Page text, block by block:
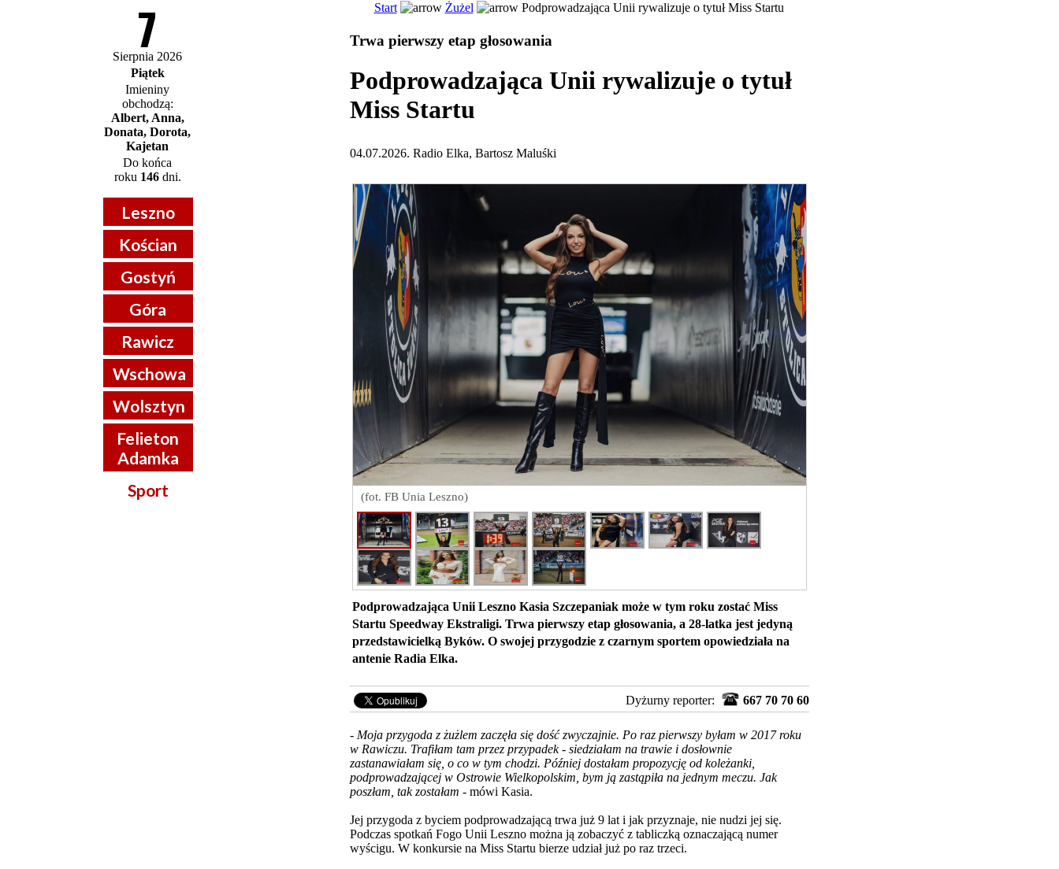
7
Sierpnia 2026
Piątek
Imieniny
obchodzą:
Albert, Anna,
Donata, Dorota,
Kajetan
Do końca
roku 146dni.
Leszno
Kościan
Gostyń
Góra
Rawicz
Wschowa
Wolsztyn
Felieton
Adamka
Sport
Start Żużel Podprowadzająca Unii rywalizuje o tytuł Miss Startu
Trwa pierwszy etap głosowania
Podprowadzająca Unii rywalizuje o tytuł
Miss Startu
04.07.2026. Radio Elka, Bartosz Maluśki
(fot. FB Unia Leszno)
Podprowadzająca Unii Leszno Kasia Szczepaniak może w tym roku zostać Miss
Startu Speedway Ekstraligi. Trwa pierwszy etap głosowania, a 28-latka jest jedyną
przedstawicielką Byków. O swojej przygodzie z czarnym sportem opowiedziała na
antenie Radia Elka.
Dyżurny reporter: 667 70 70 60
- Moja przygoda z żużlem zaczęła się dość zwyczajnie. Po raz pierwszy byłam w 2017 roku
w Rawiczu. Trafiłam tam przez przypadek - siedziałam na trawie i dosłownie
zastanawiałam się, o co w tym chodzi. Później dostałam propozycję od koleżanki,
podprowadzającej w Ostrowie Wielkopolskim, bym ją zastąpiła na jednym meczu. Jak
poszłam, tak zostałam - mówi Kasia.
Jej przygoda z byciem podprowadzającą trwa już 9 lat i jak przyznaje, nie nudzi jej się.
Podczas spotkań Fogo Unii Leszno można ją zobaczyć z tabliczką oznaczającą numer
wyścigu. W konkursie na Miss Startu bierze udział już po raz trzeci.